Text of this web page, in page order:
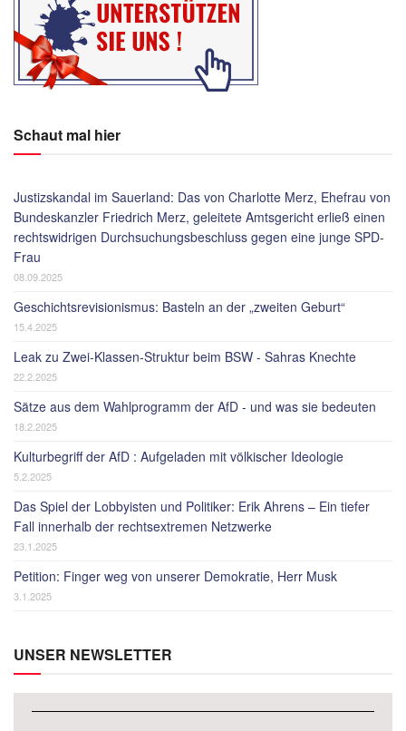
Schaut mal hier
Justizskandal im Sauerland: Das von Charlotte Merz, Ehefrau von
Bundeskanzler Friedrich Merz, geleitete Amtsgericht erließ einen
rechtswidrigen Durchsuchungsbeschluss gegen eine junge SPD-
Frau
08.09.2025
Geschichtsrevisionismus: Basteln an der „zweiten Geburt“
15.4.2025
Leak zu Zwei-Klassen-Struktur beim BSW - Sahras Knechte
22.2.2025
Sätze aus dem Wahlprogramm der AfD - und was sie bedeuten
18.2.2025
Kulturbegriff der AfD : Aufgeladen mit völkischer Ideologie
5.2.2025
Das Spiel der Lobbyisten und Politiker: Erik Ahrens – Ein tiefer
Fall innerhalb der rechtsextremen Netzwerke
23.1.2025
Petition: Finger weg von unserer Demokratie, Herr Musk
3.1.2025
UNSER NEWSLETTER